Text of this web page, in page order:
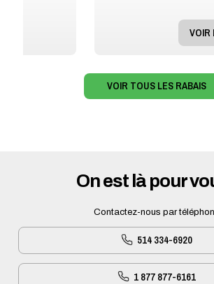
VOIR TOUS LES RABAIS
On est là pour
Contactez-nous par
514 334-6920
1 877 877-6161